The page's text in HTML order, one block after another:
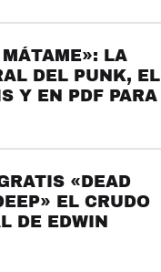
MÁTAME»: LA
DEL PUNK, EL
Y EN PDF PARA
«DEAD
EL CRUDO
DE EDWIN